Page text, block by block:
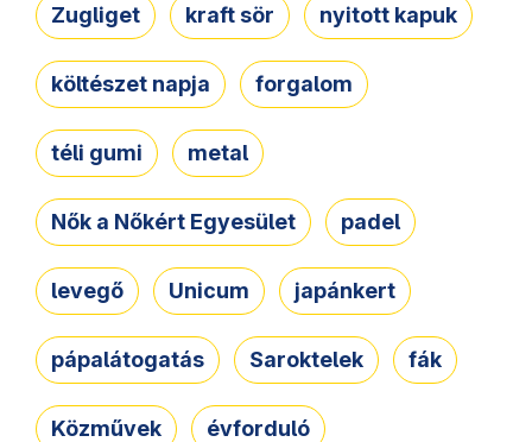
Zugliget kraft sör nyitott kapuk
költészet napja forgalom
téli gumi metal
Nők a Nőkért Egyesület padel
levegő Unicum japánkert
pápalátogatás Saroktelek fák
Közművek évforduló